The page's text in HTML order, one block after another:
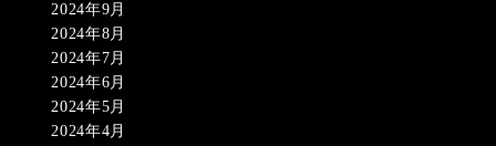
2024年9月
2024年8月
2024年7月
2024年6月
2024年5月
2024年4月